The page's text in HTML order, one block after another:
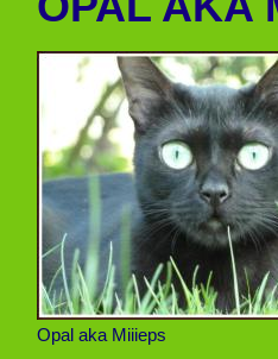
Opal aka Miiieps